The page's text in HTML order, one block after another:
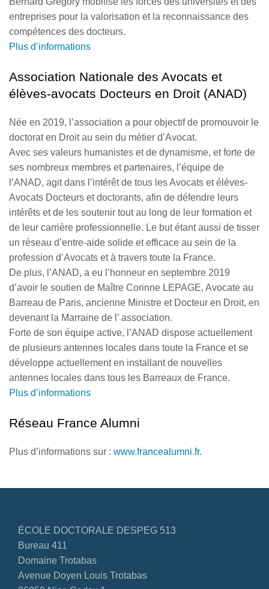
entreprises pour la valorisation et la reconnaissance des
compétences des docteurs.
Plus d’informations
Association Nationale des Avocats et
élèves-avocats Docteurs en Droit (ANAD)
Née en 2019, l’association a pour objectif de promouvoir le
doctorat en Droit au sein du métier d’Avocat.
Avec ses valeurs humanistes et de dynamisme, et forte de
ses nombreux membres et partenaires, l’équipe de
l’ANAD, agit dans l’intérêt de tous les Avocats et élèves-
Avocats Docteurs et doctorants, afin de défendre leurs
intérêts et de les soutenir tout au long de leur formation et
de leur carrière professionnelle. Le but étant aussi de tisser
un réseau d’entre-aide solide et efficace au sein de la
profession d’Avocats et à travers toute la France.
De plus, l’ANAD, a eu l’honneur en septembre 2019
d’avoir le soutien de Maître Corinne LEPAGE, Avocate au
Barreau de Paris, ancienne Ministre et Docteur en Droit, en
devenant la Marraine de l’ association.
Forte de son équipe active, l’ANAD dispose actuellement
de plusieurs antennes locales dans toute la France et se
développe actuellement en installant de nouvelles
antennes locales dans tous les Barreaux de France.
Plus d’informations
Réseau France Alumni
Plus d’informations sur : www.francealumni.fr.
ÉCOLE DOCTORALE DESPEG 513
Bureau 411
Domaine Trotabas
Avenue Doyen Louis Trotabas